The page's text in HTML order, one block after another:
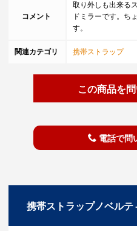
コメント
取り外しも出来る
ドミラーです。ち
す。
関連カテゴリ 携帯ストラップ
この商品を
電話で問
携帯ストラップノベルテ